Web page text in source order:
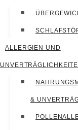
ALLERGIEN UND
&